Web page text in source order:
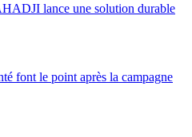
lance une solution durable
font le point après la campagne